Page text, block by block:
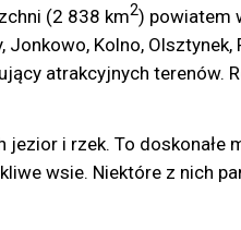
(2 838 km2) powiatem
Kolno,
atrakcyjnych terenów.
i rzek. To doskonałe
wsie. Niektóre z nich